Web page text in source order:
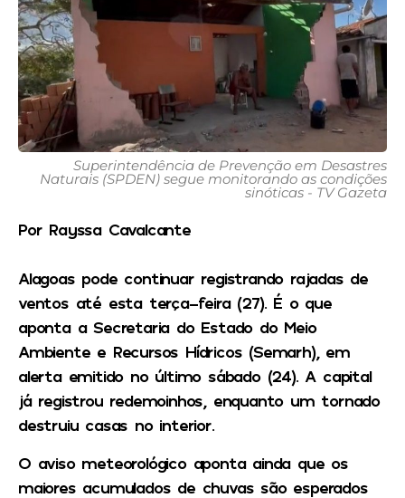
Superintendência de Prevenção em Desastres
Naturais (SPDEN) segue monitorando as condições
sinóticas - TV Gazeta
Por Rayssa Cavalcante
Alagoas pode continuar registrando rajadas de
ventos até esta terça-feira (27). É o que
aponta a Secretaria do Estado do Meio
Ambiente e Recursos Hídricos (Semarh), em
alerta emitido no último sábado (24). A capital
já registrou redemoinhos, enquanto um tornado
destruiu casas no interior.
O aviso meteorológico aponta ainda que os
maiores acumulados de chuvas são esperados